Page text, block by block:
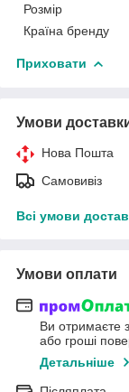
Розмір
Країна бренду
Приховати
Умови
Нова Пошта
Самовивіз
Всі умови
Умови оплати
Ви отримаєте
або гроші
Детальніше